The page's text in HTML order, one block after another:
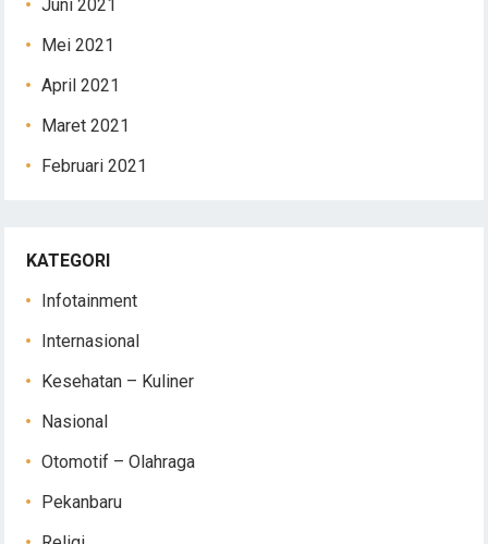
Juni 2021
Mei 2021
April 2021
Maret 2021
Februari 2021
KATEGORI
Infotainment
Internasional
Kesehatan – Kuliner
Nasional
Otomotif – Olahraga
Pekanbaru